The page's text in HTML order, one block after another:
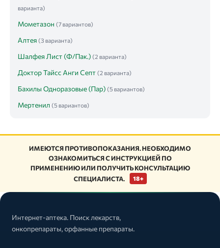
варианта)
Мометазон (7 вариантов)
Алтея (3 варианта)
Шалфея Лист (Ф/Пак.) (2 варианта)
Доктор Тайсс Анги Септ (2 варианта)
Бахилы Одноразовые (Пар) (5 вариантов)
Мертенил (5 вариантов)
ИМЕЮТСЯ ПРОТИВОПОКАЗАНИЯ. НЕОБХОДИМО
ОЗНАКОМИТЬСЯ С ИНСТРУКЦИЕЙ ПО
ПРИМЕНЕНИЮ ИЛИ ПОЛУЧИТЬ КОНСУЛЬТАЦИЮ
СПЕЦИАЛИСТА.
18+
Интернет-аптека. Поиск лекарств,
онкопрепараты, орфанные препараты.